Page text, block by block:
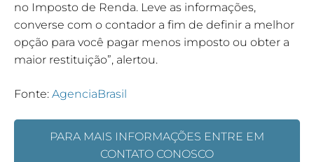
no Imposto de Renda. Leve as informações,
converse com o contador a fim de definir a melhor
opção para você pagar menos imposto ou obter a
maior restituição”, alertou.
Fonte: AgenciaBrasil
PARA MAIS INFORMAÇÕES ENTRE EM
CONTATO CONOSCO